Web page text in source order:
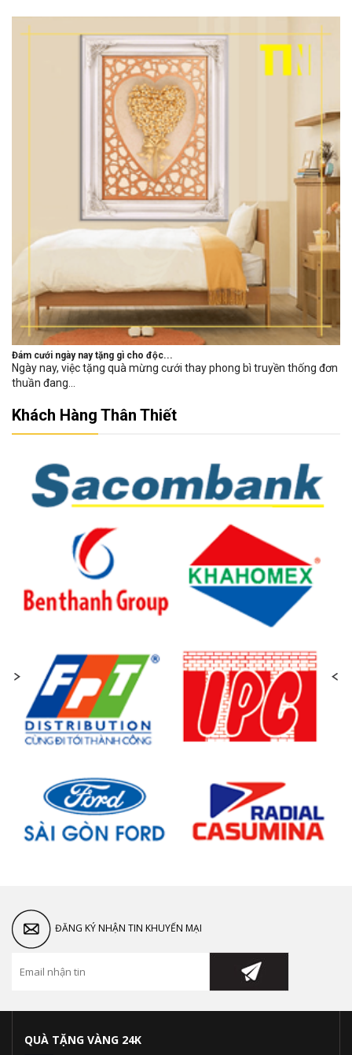
Đám cưới ngày nay tặng gì cho độc...
Ngày nay, việc tặng quà mừng cưới thay phong bì truyền thống đơn
thuần đang...
Khách Hàng Thân Thiết
ĐĂNG KÝ NHẬN TIN KHUYẾN MẠI
QUÀ TẶNG VÀNG 24K